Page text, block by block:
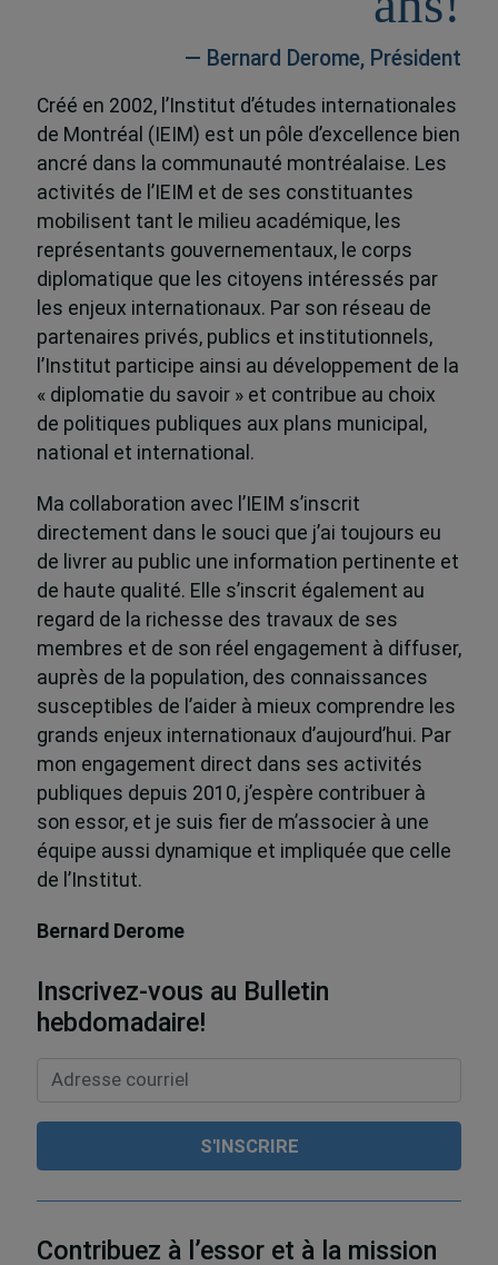
— Bernard Derome, Président
Créé en 2002, l’Institut d’études internationales
de Montréal (IEIM) est un pôle d’excellence bien
ancré dans la communauté montréalaise. Les
activités de l’IEIM et de ses constituantes
mobilisent tant le milieu académique, les
représentants gouvernementaux, le corps
diplomatique que les citoyens intéressés par
les enjeux internationaux. Par son réseau de
partenaires privés, publics et institutionnels,
l’Institut participe ainsi au développement de la
« diplomatie du savoir » et contribue au choix
de politiques publiques aux plans municipal,
national et international.
Ma collaboration avec l’IEIM s’inscrit
directement dans le souci que j’ai toujours eu
de livrer au public une information pertinente et
de haute qualité. Elle s’inscrit également au
regard de la richesse des travaux de ses
membres et de son réel engagement à diffuser,
auprès de la population, des connaissances
susceptibles de l’aider à mieux comprendre les
grands enjeux internationaux d’aujourd’hui. Par
mon engagement direct dans ses activités
publiques depuis 2010, j’espère contribuer à
son essor, et je suis fier de m’associer à une
équipe aussi dynamique et impliquée que celle
de l’Institut.
Bernard Derome
Inscrivez-vous au Bulletin
hebdomadaire!
Contribuez à l’essor et à la mission